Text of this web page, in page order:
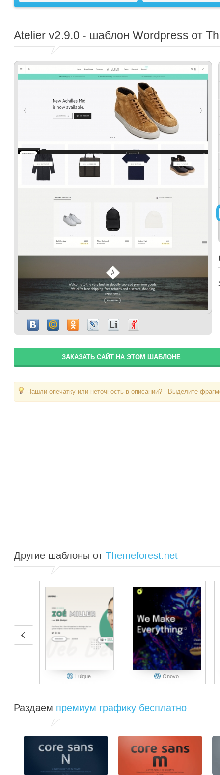
Atelier v2.9.0 - шаблон Wordpress от
ЗАКАЗАТЬ САЙТ НА ЭТОМ ШАБЛОНЕ
Нашли опечатку или неточность в описании? - Выделите
Другие шаблоны от Themeforest.net
Luique Onovo
Раздаем премиум графику бесплатно